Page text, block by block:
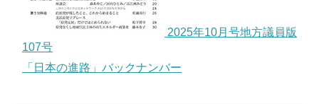
2025年10月号地方議員版
107号
「日本の進路」バックナンバー